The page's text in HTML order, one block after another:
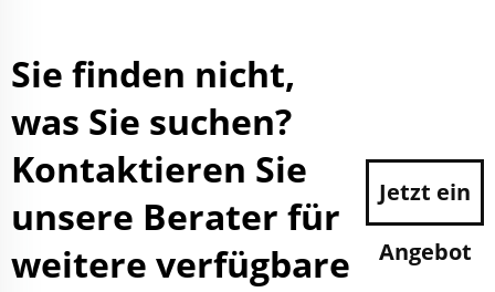
Sie finden nicht,
was Sie suchen?
Kontaktieren Sie
unsere Berater für
weitere verfügbare
Jetzt ein
Angebot